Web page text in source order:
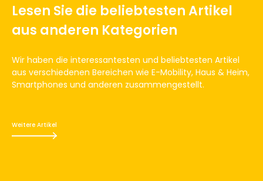
Lesen Sie die beliebtesten Artikel
aus anderen Kategorien
Wir haben die interessantesten und beliebtesten Artikel
aus verschiedenen Bereichen wie E-Mobility, Haus & Heim,
Smartphones und anderen zusammengestellt.
Weitere Artikel